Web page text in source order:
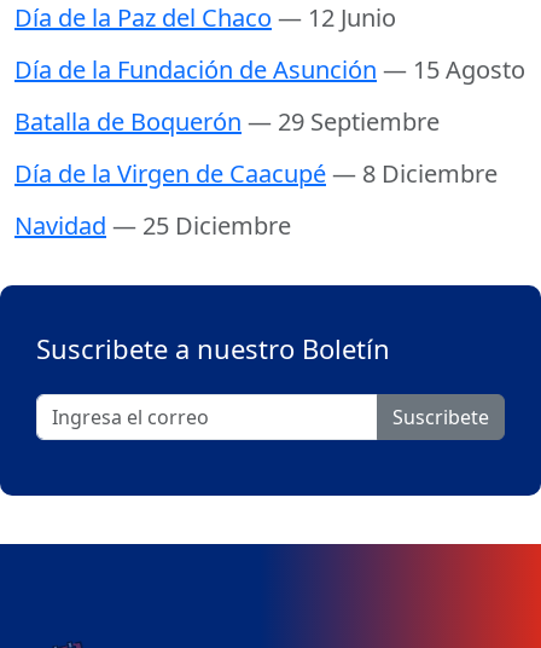
Día de la Paz del Chaco — 12 Junio
Día de la Fundación de Asunción — 15 Agosto
Batalla de Boquerón — 29 Septiembre
Día de la Virgen de Caacupé— 8 Diciembre
Navidad — 25 Diciembre
Suscribete a nuestro Boletín
Suscribete